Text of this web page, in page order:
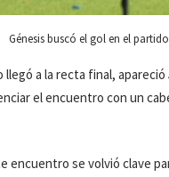
Génesis buscó el gol en el
llegó a la recta final, apareció
el encuentro con un
encuentro se volvió clave